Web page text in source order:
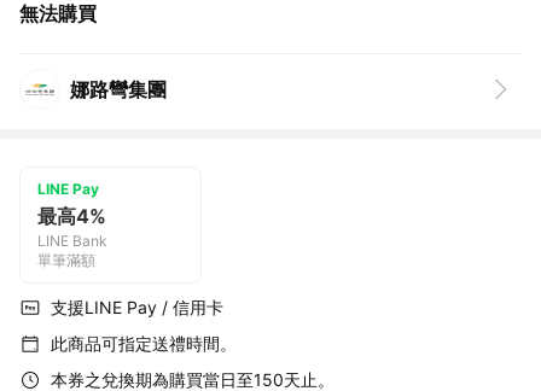
無法購買
娜路彎集團
LINE Pay
最高4%
LINE Bank
單筆滿額
支援LINE Pay / 信用卡
此商品可指定送禮時間。
本券之兌換期為購買當日至150天止。